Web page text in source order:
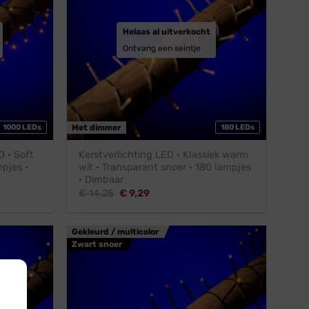
1000 LEDs
· Soft
·
180 LEDs
Met dimmer
Helaas al uitverkocht
Ontvang een seintje
Kerstverlichting LED · Klassiek warm
wit · Transparant snoer · 180 lampjes
· Dimbaar
€14,25 Oorspronkelijke
€9,29Huidige
Gekleurd / multicolor
Zwart snoer